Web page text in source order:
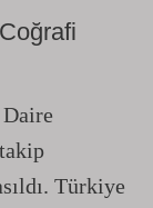
Türkiye